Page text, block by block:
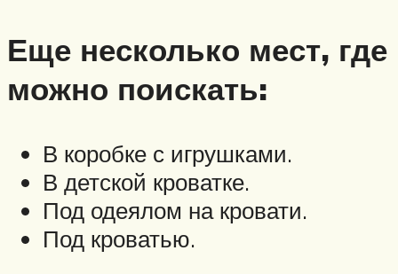
Еще несколько мест, где
можно поискать:
В коробке с игрушками.
В детской кроватке.
Под одеялом на кровати.
Под кроватью.